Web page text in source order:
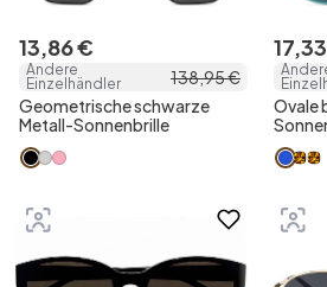
13,86€
Andere
Einzelhändler
138,95€
Geometrische schwarze
Metall-Sonnenbrille
17,33
Ovale